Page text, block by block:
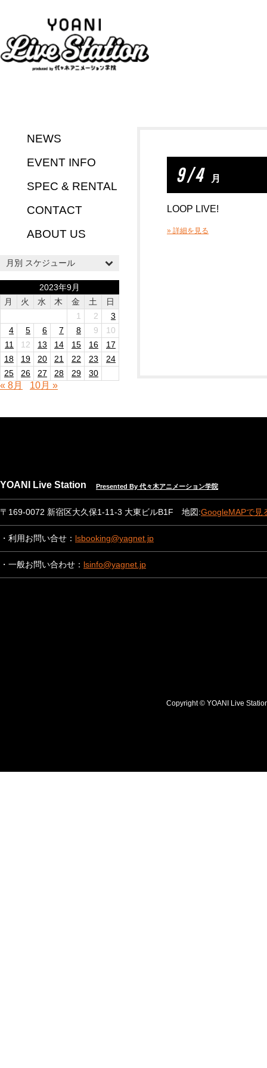
NEWS
EVENT INFO
SPEC & RENTAL
CONTACT
ABOUT US
月別 スケジュール
2023年9月
月
火 水 木 金 土
日
1
2
3
4
5 6 7 8 9
10
11
12 13 14 15 16
17
18
19 20 21 22 23
24
25
26 27 28 29 30
« 8月 10月 »
9 / 4 月
LOOP LIVE!
» 詳細を見る
YOANI Live Station Presented By 代々木アニメーション学院
〒169-0072 新宿区大久保1-11-3 大東ビルB1F 地図:GoogleMAPで見
・利用お問い合せ： lsbooking@yagnet.jp
・一般お問い合わせ： lsinfo@yagnet.jp
Copyright © YOANI Live